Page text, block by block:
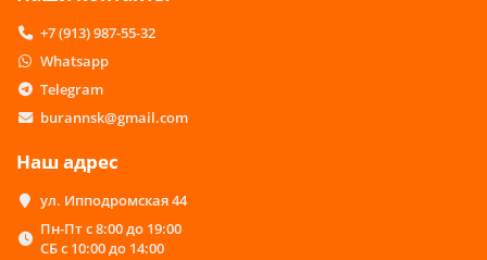
+7 (913) 987-55-32
Whatsapp
Telegram
burannsk@gmail.com
Наш адрес
ул. Ипподромская 44
Пн-Пт с 8:00 до 19:00
СБ с 10:00 до 14:00